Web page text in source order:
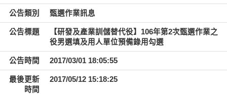
公告類別 甄選作業訊息
公告標題
【研發及產業訓儲替代役】106年第2次甄選作業之
役男選填及用人單位預備錄用勾選
公告時間 2017/03/01 18:05:55
最後更新
時間
2017/05/12 15:18:25